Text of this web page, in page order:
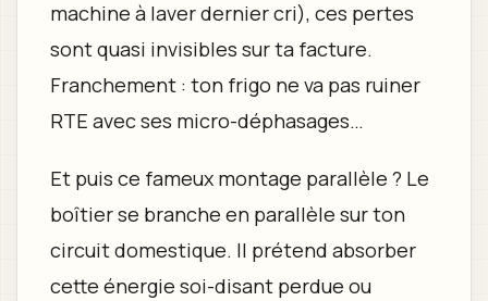
machine à laver dernier cri), ces pertes
sont quasi invisibles sur ta facture.
Franchement : ton frigo ne va pas ruiner
RTE avec ses micro-déphasages…
Et puis ce fameux montage parallèle ? Le
boîtier se branche en parallèle sur ton
circuit domestique. Il prétend absorber
cette énergie soi-disant perdue ou